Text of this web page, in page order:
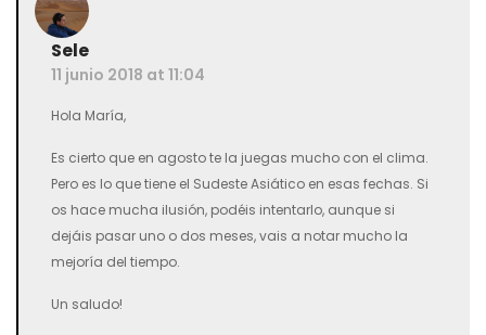
Sele
11 junio 2018 at 11:04
Hola María,
Es cierto que en agosto te la juegas mucho con el clima.
Pero es lo que tiene el Sudeste Asiático en esas fechas. Si
os hace mucha ilusión, podéis intentarlo, aunque si
dejáis pasar uno o dos meses, vais a notar mucho la
mejoría del tiempo.
Un saludo!